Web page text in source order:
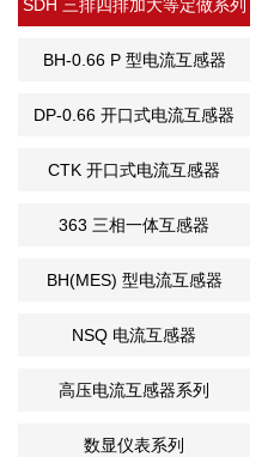
SDH 三排四排加大等定做系列
BH-0.66 P 型电流互感器
DP-0.66 开口式电流互感器
CTK 开口式电流互感器
363 三相一体互感器
BH(MES) 型电流互感器
NSQ 电流互感器
高压电流互感器系列
数显仪表系列